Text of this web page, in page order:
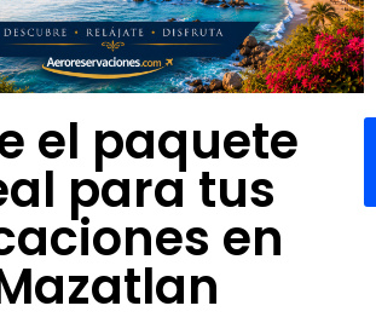
el paquete
para tus
en